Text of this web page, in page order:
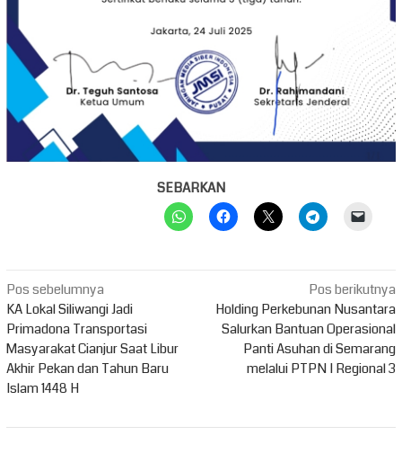
SEBARKAN
Navigasi
pos
Pos sebelumnya
KA Lokal Siliwangi Jadi
Primadona Transportasi
Masyarakat Cianjur Saat Libur
Akhir Pekan dan Tahun Baru
Islam 1448 H
Pos berikutnya
Holding Perkebunan Nusantara
Salurkan Bantuan Operasional
Panti Asuhan di Semarang
melalui PTPN I Regional 3